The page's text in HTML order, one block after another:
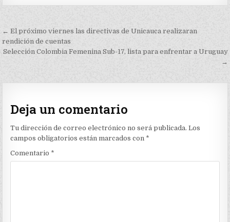
Navegación
de
← El próximo viernes las directivas de Unicauca realizaran
rendición de cuentas
Selección Colombia Femenina Sub-17, lista para enfrentar a Uruguay
→
Deja un comentario
Tu dirección de correo electrónico no será publicada. Los
campos obligatorios están marcados con *
Comentario *